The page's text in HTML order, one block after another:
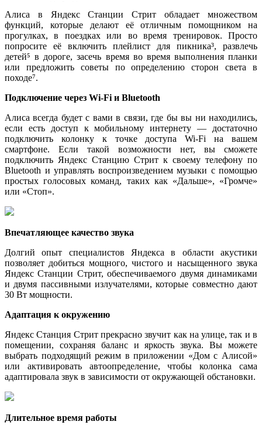
Алиса в Яндекс Станции Стрит обладает множеством
функций, которые делают её отличным помощником на
прогулках, в поездках или во время тренировок. Просто
попросите её включить плейлист для пикника³, развлечь
детей⁵ в дороге, засечь время во время выполнения планки
или предложить советы по определению сторон света в
походе⁷.
Подключение через Wi-Fi и Bluetooth
Алиса всегда будет с вами в связи, где бы вы ни находились,
если есть доступ к мобильному интернету — достаточно
подключить колонку к точке доступа Wi-Fi на вашем
смартфоне. Если такой возможности нет, вы сможете
подключить Яндекс Станцию Стрит к своему телефону по
Bluetooth и управлять воспроизведением музыки с помощью
простых голосовых команд, таких как «Дальше», «Громче»
или «Стоп».
Впечатляющее качество звука
Долгий опыт специалистов Яндекса в области акустики
позволяет добиться мощного, чистого и насыщенного звука
Яндекс Станции Стрит, обеспечиваемого двумя динамиками
и двумя пассивными излучателями, которые совместно дают
30 Вт мощности.
Адаптация к окружению
Яндекс Станция Стрит прекрасно звучит как на улице, так и в
помещении, сохраняя баланс и яркость звука. Вы можете
выбрать подходящий режим в приложении «Дом с Алисой»
или активировать автоопределение, чтобы колонка сама
адаптировала звук в зависимости от окружающей обстановки.
Длительное время работы